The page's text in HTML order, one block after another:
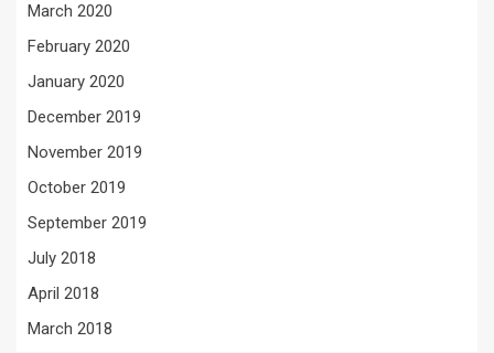
March 2020
February 2020
January 2020
December 2019
November 2019
October 2019
September 2019
July 2018
April 2018
March 2018